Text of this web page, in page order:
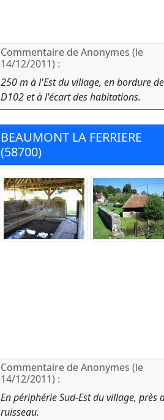
Commentaire de Anonymes (le
14/12/2011) :
250 m à l'Est du village, en bordure
D102 et à l'écart des habitations.
BEAUMONT LA FERRIERE
(58700)
Commentaire de Anonymes (le
14/12/2011) :
En périphérie Sud-Est du village, près
ruisseau.